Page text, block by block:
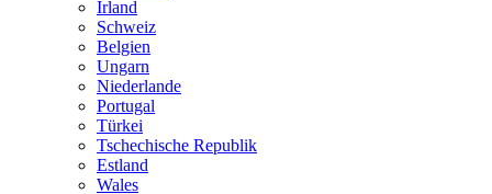
Irland
Schweiz
Belgien
Ungarn
Niederlande
Portugal
Türkei
Tschechische Republik
Estland
Wales